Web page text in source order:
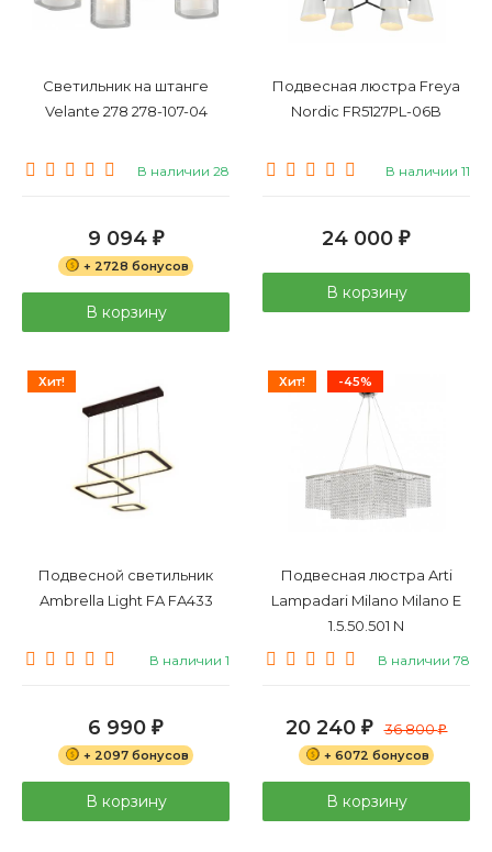
Светильник на штанге
Velante 278 278-107-04
В наличии 28
9 094 ₽
+ 2728 бонусов
В корзину
Подвесная люстра Freya
Nordic FR5127PL-06B
В наличии 11
24 000 ₽
В корзину
Хит!
Подвесной светильник
Ambrella Light FA FA433
В наличии 1
6 990 ₽
+ 2097 бонусов
В корзину
Хит! -45%
Подвесная люстра Arti
Lampadari Milano Milano E
1.5.50.501 N
В наличии 78
20 240 ₽ 36 800₽
+ 6072 бонусов
В корзину